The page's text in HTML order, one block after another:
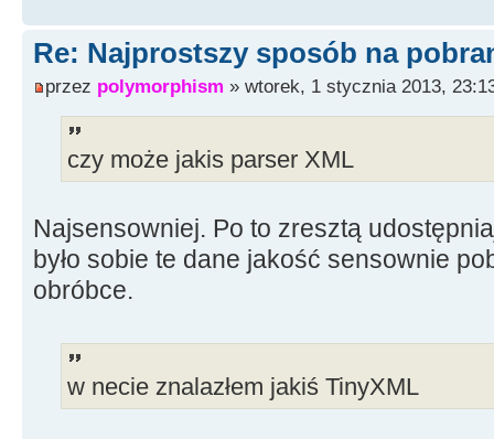
Re: Najprostszy sposób na
przez polymorphism » wtorek, 1 stycznia 2013,
czy może jakis parser XML
Najsensowniej. Po to zresztą
było sobie te dane jakość sensownie
obróbce.
w necie znalazłem jakiś TinyXML